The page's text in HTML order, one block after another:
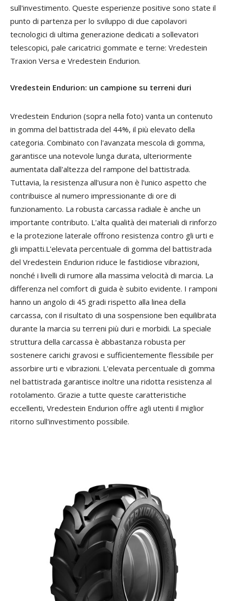
sull'investimento. Queste esperienze positive sono state il
punto di partenza per lo sviluppo di due capolavori
tecnologici di ultima generazione dedicati a sollevatori
telescopici, pale caricatrici gommate e terne: Vredestein
Traxion Versa e Vredestein Endurion.
Vredestein Endurion: un campione su terreni duri
Vredestein Endurion (sopra nella foto) vanta un contenuto
in gomma del battistrada del 44%, il più elevato della
categoria. Combinato con l'avanzata mescola di gomma,
garantisce una notevole lunga durata, ulteriormente
aumentata dall'altezza del rampone del battistrada.
Tuttavia, la resistenza all'usura non è l'unico aspetto che
contribuisce al numero impressionante di ore di
funzionamento. La robusta carcassa radiale è anche un
importante contributo. L'alta qualità dei materiali di rinforzo
e la protezione laterale offrono resistenza contro gli urti e
gli impatti.L'elevata percentuale di gomma del battistrada
del Vredestein Endurion riduce le fastidiose vibrazioni,
nonché i livelli di rumore alla massima velocità di marcia. La
differenza nel comfort di guida è subito evidente. I ramponi
hanno un angolo di 45 gradi rispetto alla linea della
carcassa, con il risultato di una sospensione ben equilibrata
durante la marcia su terreni più duri e morbidi. La speciale
struttura della carcassa è abbastanza robusta per
sostenere carichi gravosi e sufficientemente flessibile per
assorbire urti e vibrazioni. L'elevata percentuale di gomma
nel battistrada garantisce inoltre una ridotta resistenza al
rotolamento. Grazie a tutte queste caratteristiche
eccellenti, Vredestein Endurion offre agli utenti il miglior
ritorno sull'investimento possibile.